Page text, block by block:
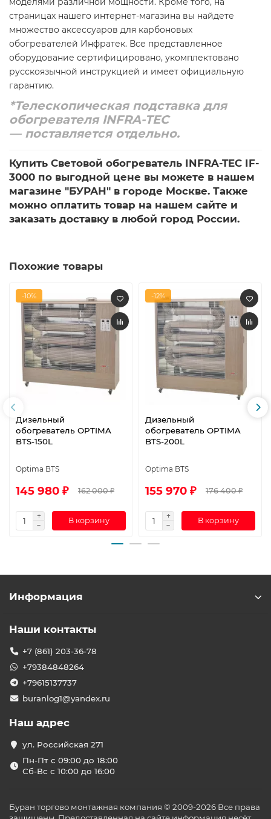
страницах нашего интернет-магазина вы найдете
множество аксессуаров для карбоновых
обогревателей Инфратек. Все представленное
оборудование сертифицировано, укомплектовано
русскоязычной инструкцией и имеет официальную
гарантию.
*Телескопическая подставка для
обогревателя INFRA-TEC
— поставляется отдельно.
Купить Световой обогреватель INFRA-TEC IF-
3000 по выгодной цене вы можете в нашем
магазине "БУРАН" в городе Москве. Также
можно оплатить товар на нашем сайте и
заказать доставку в любой город России.
Похожие товары
-10%
Дизельный
обогреватель OPTIMA
BTS-150L
Optima BTS
145 980 ₽ 162 000 ₽
В корзину
-12%
Дизельный
обогреватель OPTIMA
BTS-200L
Optima BTS
155 970 ₽ 176 400 ₽
В корзину
Информация
Наши контакты
+7 (861) 203-36-78
+79384848264
+79615137737
buranlog1@yandex.ru
Наш адрес
ул. Российская 271
Пн-Пт с 09:00 до 18:00
Сб-Вс с 10:00 до 16:00
Буран торгово монтажная компания © 2009-2026 Все права